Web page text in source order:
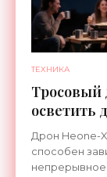
ТЕХНИКА
Тросовый
осветить
земли -
Дрон Heone-
способен